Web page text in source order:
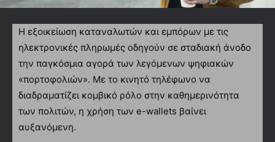
Η εξοικείωση καταναλωτών και εμπόρων με τις
ηλεκτρονικές πληρωμές οδηγούν σε σταδιακή άνοδο
την παγκόσμια αγορά των λεγόμενων ψηφιακών
«πορτοφολιών». Με το κινητό τηλέφωνο να
διαδραματίζει κομβικό ρόλο στην καθημερινότητα
των πολιτών, η χρήση των e-wallets βαίνει
αυξανόμενη.